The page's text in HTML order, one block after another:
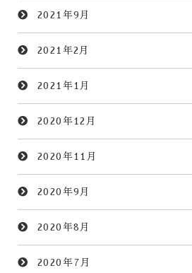
2021年9月
2021年2月
2021年1月
2020年12月
2020年11月
2020年9月
2020年8月
2020年7月